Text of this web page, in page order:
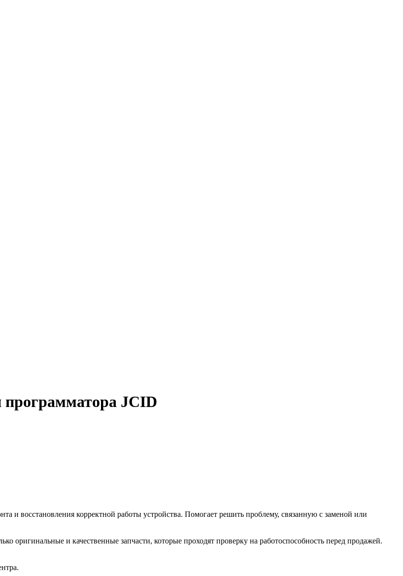
JCID
и восстановления корректной работы устройства. Помогает решить проблему, связанную с заменой или
оригинальные и качественные запчасти, которые проходят проверку на работоспособность перед продажей.